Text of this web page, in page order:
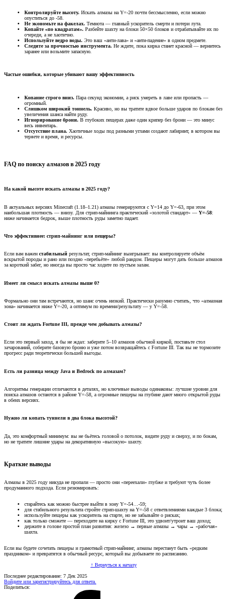
Контролируйте высоту. Искать алмазы на Y=-20 почти бессмысленно, если можно
опуститься до -58.
Не экономьте на факелах. Темнота — главный ускоритель смерти и потери лута.
Копайте «по квадратам». Разбейте шахту на блоки 50×50 блоков и отрабатывайте их по
очереди, а не хаотично.
Используйте ведро воды. Это ваш «анти-лава» и «анти-падение» в одном предмете.
Следите за прочностью инструмента. Не ждите, пока кирка станет красной — вернитесь
заранее или возьмите запасную.
Частые ошибки, которые убивают вашу эффективность​
Копание строго вниз. Пара секунд экономии, а риск умереть в лаве или пропасть —
огромный.
Слишком широкий тоннель. Красиво, но вы тратите вдвое больше ударов по блокам без
увеличения шанса найти руду.
Игнорирование брони. В глубоких пещерах даже один крипер без брони — это минус
весь инвентарь.
Отсутствие плана. Хаотичные ходы под разными углами создают лабиринт, в котором вы
теряете и время, и ресурсы.
FAQ по поиску алмазов в 2025 году​
На какой высоте искать алмазы в 2025 году?​
В актуальных версиях Minecraft (1.18–1.21) алмазы генерируются с Y=14 до Y=-63, при этом
наибольшая плотность — внизу. Для стрип-майнинга практический «золотой стандарт» — Y=-58:
ниже начинается бедрок, выше плотность руды заметно падает.
Что эффективнее: стрип-майнинг или пещеры?​
Если вам важен стабильный результат, стрип-майнинг выигрывает: вы контролируете объём
вскрытой породы и рано или поздно «перебьёте» любой рандом. Пещеры могут дать больше алмазов
за короткий забег, но иногда вы просто час ходите по пустым залам.
Имеет ли смысл искать алмазы выше 0?​
Формально они там встречаются, но шанс очень низкий. Практически разумно считать, что «алмазная
зона» начинается ниже Y=-20, а оптимум по времени/результату — у Y=-58.
Стоит ли ждать Fortune III, прежде чем добывать алмазы?​
Если это первый заход, я бы не ждал: заберите 5–10 алмазов обычной киркой, поставьте стол
зачарований, соберите базовую броню и уже потом возвращайтесь с Fortune III. Так вы не тормозите
прогресс ради теоретически большей выгоды.
Есть ли разница между Java и Bedrock по алмазам?​
Алгоритмы генерации отличаются в деталях, но ключевые выводы одинаковы: лучшие уровни для
поиска алмазов остаются в районе Y=-58, а огромные пещеры на глубине дают много открытой руды
в обеих версиях.
Нужно ли копать туннели в два блока высотой?​
Да, это комфортный минимум: вы не бьётесь головой о потолок, видите руду и сверху, и по бокам,
но не тратите лишние удары на декоративную «высокую» шахту.
Краткие выводы​
Алмазы в 2025 году никуда не пропали — просто они «переехали» глубже и требуют чуть более
продуманного подхода. Если резюмировать:
старайтесь как можно быстрее выйти в зону Y=-54…-59;
для стабильного результата стройте стрип-шахту на Y=-58 с ответвлениями каждые 3 блока;
используйте пещеры как ускоритель на старте, но не забывайте о рисках;
как только сможете — переходите на кирку с Fortune III, это удвоит/утроит ваш доход;
держите в голове простой план развития: железо → первые алмазы → чары → «рабочая»
шахта.
Если вы будете сочетать пещеры и грамотный стрип-майнинг, алмазы перестанут быть «редким
праздником» и превратятся в обычный ресурс, который вы добываете по расписанию.
↑ Вернуться к началу
Последнее редактирование: 7 Дек 2025
Войдите или зарегистрируйтесь для ответа.
Поделиться: